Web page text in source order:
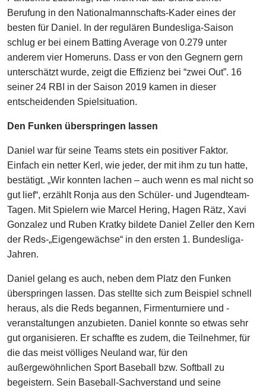
Berufung in den Nationalmannschafts-Kader eines der
besten für Daniel. In der regulären Bundesliga-Saison
schlug er bei einem Batting Average von 0.279 unter
anderem vier Homeruns. Dass er von den Gegnern gern
unterschätzt wurde, zeigt die Effizienz bei “zwei Out”. 16
seiner 24 RBI in der Saison 2019 kamen in dieser
entscheidenden Spielsituation.
Den Funken überspringen lassen
Daniel war für seine Teams stets ein positiver Faktor.
Einfach ein netter Kerl, wie jeder, der mit ihm zu tun hatte,
bestätigt. „Wir konnten lachen – auch wenn es mal nicht so
gut lief“, erzählt Ronja aus den Schüler- und Jugendteam-
Tagen. Mit Spielern wie Marcel Hering, Hagen Rätz, Xavi
Gonzalez und Ruben Kratky bildete Daniel Zeller den Kern
der Reds-„Eigengewächse“ in den ersten 1. Bundesliga-
Jahren.
Daniel gelang es auch, neben dem Platz den Funken
überspringen lassen. Das stellte sich zum Beispiel schnell
heraus, als die Reds begannen, Firmenturniere und -
veranstaltungen anzubieten. Daniel konnte so etwas sehr
gut organisieren. Er schaffte es zudem, die Teilnehmer, für
die das meist völliges Neuland war, für den
außergewöhnlichen Sport Baseball bzw. Softball zu
begeistern. Sein Baseball-Sachverstand und seine